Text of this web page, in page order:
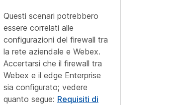
Questi scenari potrebbero
essere correlati alle
configurazioni del firewall tra
la rete aziendale e Webex.
Accertarsi che il firewall tra
Webex e il edge Enterprise
sia configurato; vedere
quanto segue: Requisiti di